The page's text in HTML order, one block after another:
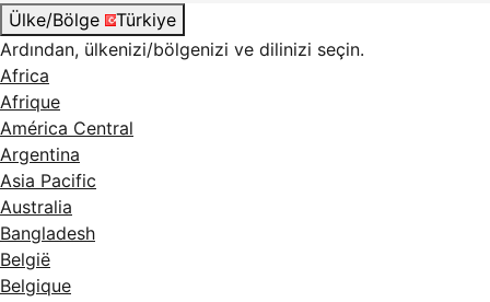
Ülke/Bölge
Türkiye
Ardından, ülkenizi/bölgenizi ve dilinizi seçin.
Africa
Afrique
América Central
Argentina
Asia Pacific
Australia
Bangladesh
België
Belgique